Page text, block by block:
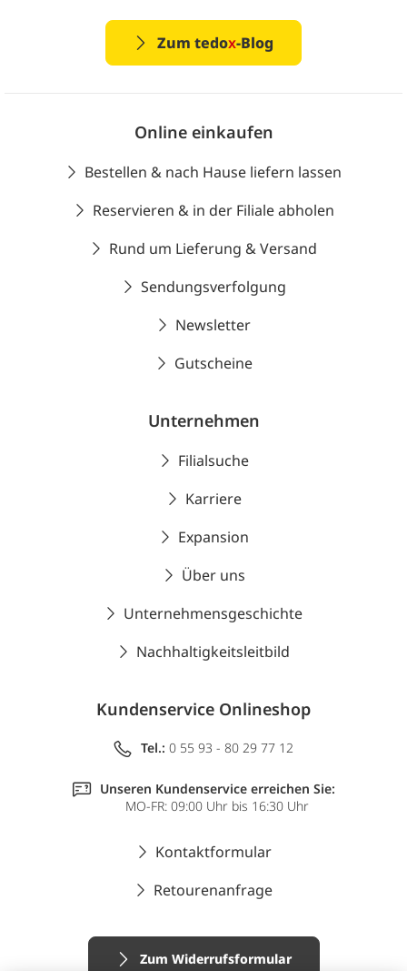
Zum tedox-Blog
Online einkaufen
Bestellen & nach Hause liefern lassen
Reservieren & in der Filiale abholen
Rund um Lieferung & Versand
Sendungsverfolgung
Newsletter
Gutscheine
Unternehmen
Filialsuche
Karriere
Expansion
Über uns
Unternehmensgeschichte
Nachhaltigkeitsleitbild
Kundenservice Onlineshop
Tel.: 0 55 93 - 80 29 77 12
Unseren Kundenservice erreichen Sie:
MO-FR: 09:00 Uhr bis 16:30 Uhr
Kontaktformular
Retourenanfrage
Zum Widerrufsformular